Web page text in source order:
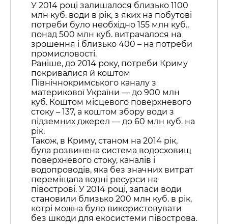
У 2014 році залишалося близько 1100
млн куб. води в рік, з яких на побутові
потреби було необхідно 155 млн куб.,
понад 500 млн куб. витрачалося на
зрошення і близько 400 – на потреби
промисловості.
Раніше, до 2014 року, потреби Криму
покривалися й коштом
Північнокримського каналу з
материкової України — до 900 млн
куб. Коштом місцевого поверхневого
стоку – 137, а коштом збору води з
підземних джерел — до 60 млн куб. на
рік.
Також, в Криму, станом на 2014 рік,
була розвинена система водосховищ
поверхневого стоку, каналів і
водопроводів, яка без значних витрат
переміщала водні ресурси на
півострові. У 2014 році, запаси води
становили близько 200 млн куб. в рік,
котрі можна було використовувати
без шкоди для екосистеми півострова.